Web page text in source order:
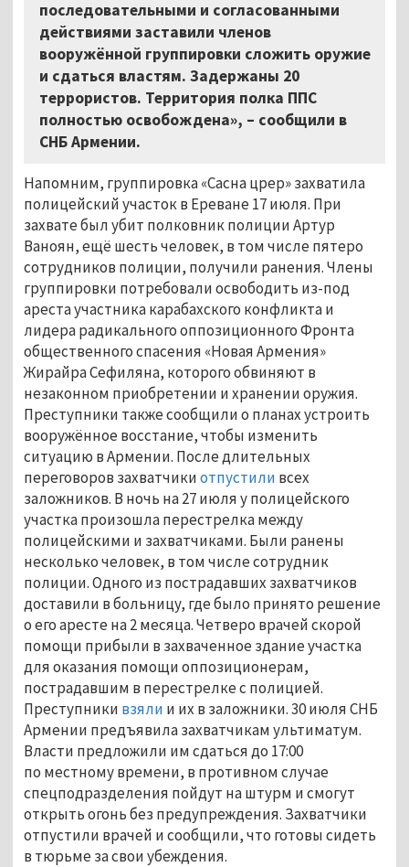
последовательными и согласованными
действиями заставили членов
вооружённой группировки сложить оружие
и сдаться властям. Задержаны 20
террористов. Территория полка ППС
полностью освобождена», – сообщили в
СНБ Армении.
Напомним, группировка «Сасна црер» захватила
полицейский участок в Ереване 17 июля. При
захвате был убит полковник полиции Артур
Ваноян, ещё шесть человек, в том числе пятеро
сотрудников полиции, получили ранения. Члены
группировки потребовали освободить из-под
ареста участника карабахского конфликта и
лидера радикального оппозиционного Фронта
общественного спасения «Новая Армения»
Жирайра Сефиляна, которого обвиняют в
незаконном приобретении и хранении оружия.
Преступники также сообщили о планах устроить
вооружённое восстание, чтобы изменить
ситуацию в Армении. После длительных
переговоров захватчикиотпустили всех
заложников. В ночь на 27 июля у полицейского
участка произошла перестрелка между
полицейскими и захватчиками. Были ранены
несколько человек, в том числе сотрудник
полиции. Одного из пострадавших захватчиков
доставили в больницу, где было принято решение
о его аресте на 2 месяца. Четверо врачей скорой
помощи прибыли в захваченное здание участка
для оказания помощи оппозиционерам,
пострадавшим в перестрелке с полицией.
Преступники взяли и их в заложники. 30 июля СНБ
Армении предъявила захватчикам ультиматум.
Власти предложили им сдаться до 17:00
по местному времени, в противном случае
спецподразделения пойдут на штурм и смогут
открыть огонь без предупреждения. Захватчики
отпустили врачей и сообщили, что готовы сидеть
в тюрьме за свои убеждения.